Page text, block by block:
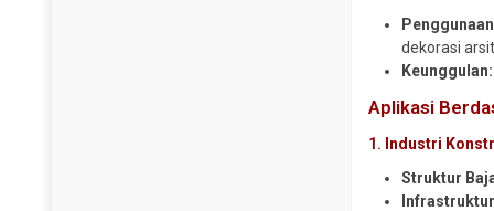
dekorasi
Keunggulan:
Aplikasi
1. Industri
Struktur